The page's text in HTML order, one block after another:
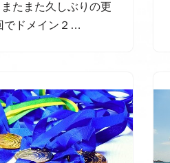
たまた久しぶりの更
でドメイン２…